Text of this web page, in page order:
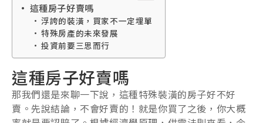
這種房子好賣嗎
浮誇的裝潢，買家不一定埋單
特殊房產的未來發展
投資前要三思而行
這種房子好賣嗎
那我們還是來聊一下說，這種特殊裝潢的房子好不好
賣。先說結論，不會好賣的！就是你買了之後，你大概